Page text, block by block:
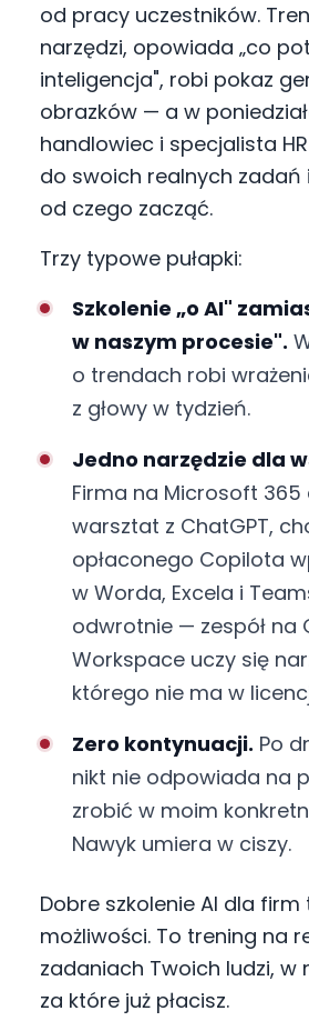
od pracy uczestników.
narzędzi, opowiada „co
inteligencja", robi pokaz
obrazków — a w
handlowiec i specjalista
do swoich realnych zadań
od czego zacząć.
Trzy typowe pułapki:
Szkolenie „o AI"
w naszym procesie".
o trendach robi
z głowy w tydzień.
Jedno narzędzie dla
Firma na Microsoft
warsztat z ChatGPT,
opłaconego Copilota
w Worda, Excela i
odwrotnie — zespół na
Workspace uczy się
którego nie ma w
Zero kontynuacji. Po
nikt nie odpowiada na
zrobić w moim
Nawyk umiera w ciszy.
Dobre szkolenie AI dla
możliwości. To trening na
zadaniach Twoich ludzi, w
za które już płacisz.